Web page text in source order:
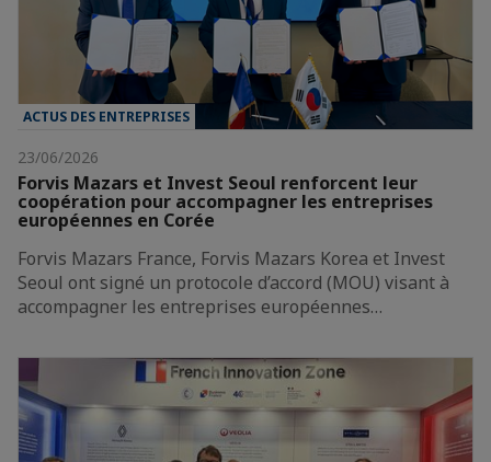
ACTUS DES ENTREPRISES
23/06/2026
Forvis Mazars et Invest Seoul renforcent leur
coopération pour accompagner les entreprises
européennes en Corée
Forvis Mazars France, Forvis Mazars Korea et Invest
Seoul ont signé un protocole d’accord (MOU) visant à
accompagner les entreprises européennes…